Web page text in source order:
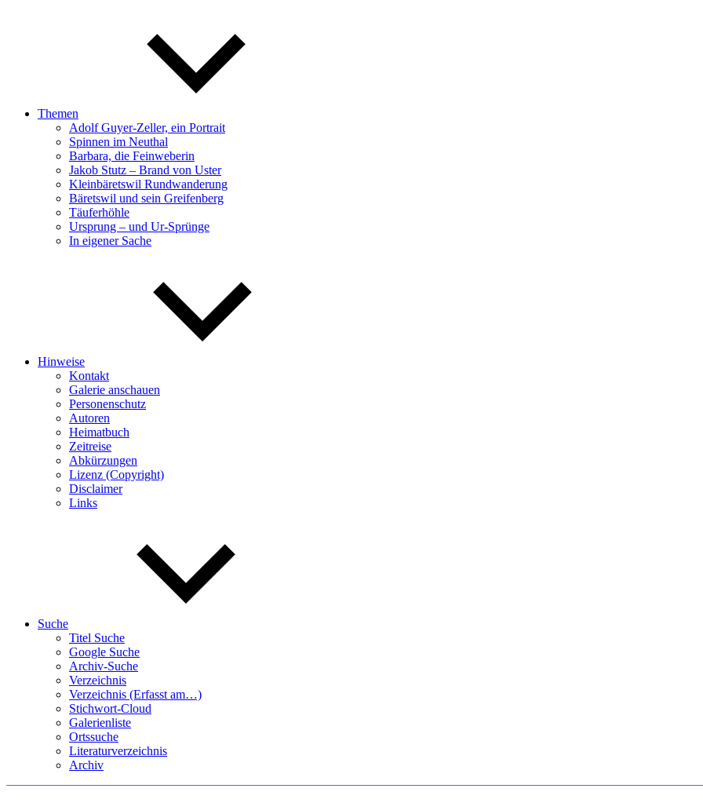
Themen
Adolf Guyer-Zeller, ein Portrait
Spinnen im Neuthal
Barbara, die Feinweberin
Jakob Stutz – Brand von Uster
Kleinbäretswil Rundwanderung
Bäretswil und sein Greifenberg
Täuferhöhle
Ursprung – und Ur-Sprünge
In eigener Sache
Hinweise
Kontakt
Galerie anschauen
Personenschutz
Autoren
Heimatbuch
Zeitreise
Abkürzungen
Lizenz (Copyright)
Disclaimer
Links
Suche
Titel Suche
Google Suche
Archiv-Suche
Verzeichnis
Verzeichnis (Erfasst am…)
Stichwort-Cloud
Galerienliste
Ortssuche
Literaturverzeichnis
Archiv